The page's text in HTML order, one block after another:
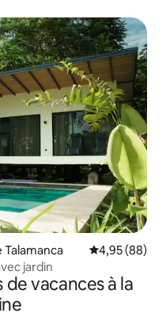
Évaluation
4,95 (88)
jardin
vacances à la